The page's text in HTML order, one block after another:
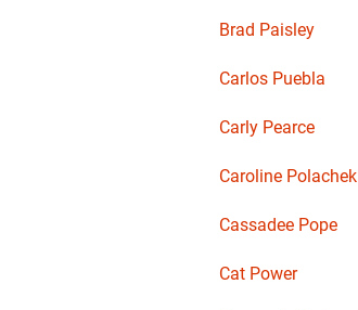
Brad Paisley
Carlos Puebla
Carly Pearce
Caroline Polachek
Cassadee Pope
Cat Power